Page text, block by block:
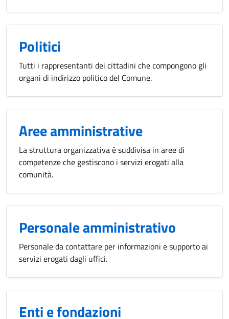
Politici
Tutti i rappresentanti dei cittadini che compongono gli
organi di indirizzo politico del Comune.
Aree amministrative
La struttura organizzativa è suddivisa in aree di
competenze che gestiscono i servizi erogati alla
comunità.
Personale amministrativo
Personale da contattare per informazioni e supporto ai
servizi erogati dagli uffici.
Enti e fondazioni